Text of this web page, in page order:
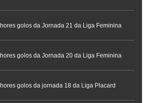
golos da Jornada 21 da Liga Feminina
golos da Jornada 20 da Liga Feminina
golos da jornada 18 da Liga Placard